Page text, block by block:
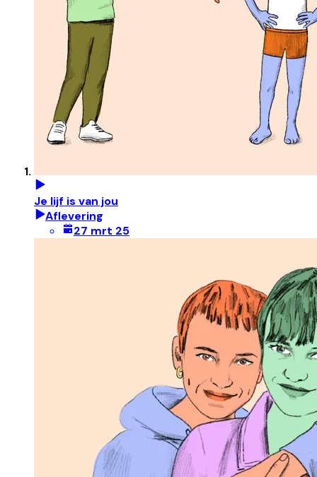
Je lijf is van jou
Aflevering
27 mrt 25